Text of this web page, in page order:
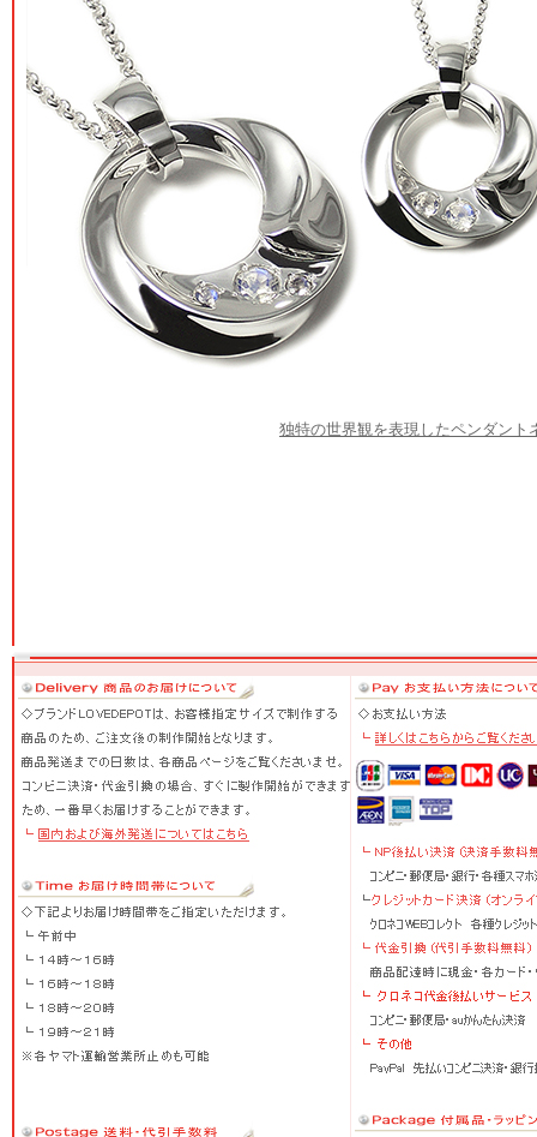
独特の世界観を表現したペンダン